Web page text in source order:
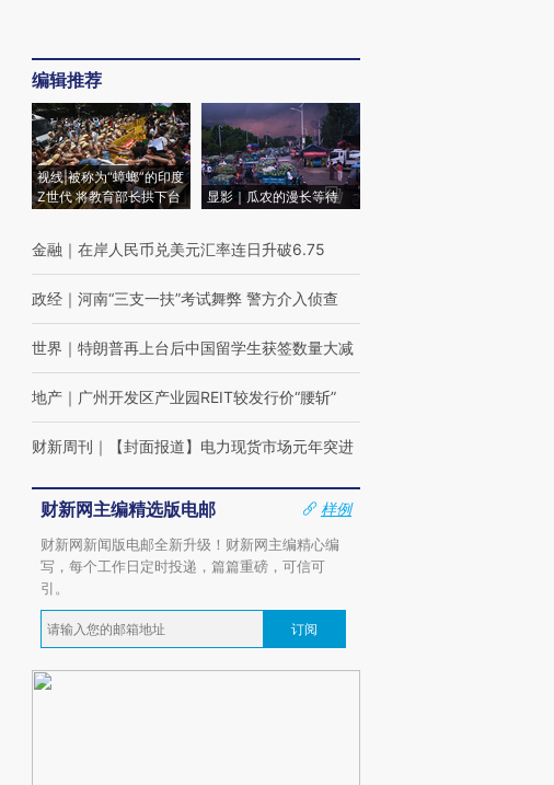
编辑推荐
视线|被称为“蟑螂”的印度
Z世代 将教育部长拱下台
显影｜瓜农的漫长等待
金融 ｜ 在岸人民币兑美元汇率连日升破6.75
政经 ｜ 河南“三支一扶”考试舞弊 警方介入侦查
世界 ｜ 特朗普再上台后中国留学生获签数量大减
地产 ｜ 广州开发区产业园REIT较发行价“腰斩”
财新周刊 ｜ 【封面报道】电力现货市场元年突进
财新网主编精选版电邮
样例
财新网新闻版电邮全新升级！财新网主编精心编
写，每个工作日定时投递，篇篇重磅，可信可
引。
订阅